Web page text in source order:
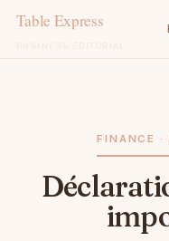
FINANCE
Déclaration d’impôts sur